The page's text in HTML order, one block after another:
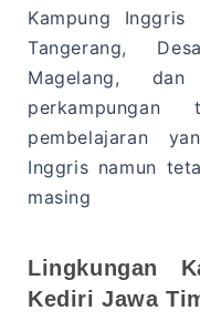
Kampung Inggris
Tangerang,
Magelang, dan
pembelajaran
Inggris namun
masing
Lingkungan
Kediri Jawa